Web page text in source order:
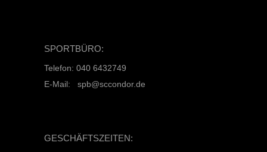
SPORTBÜRO:
Telefon: 040 6432749
E-Mail: spb@sccondor.de
GESCHÄFTSZEITEN: